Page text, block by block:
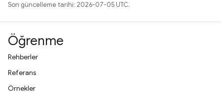
Son güncelleme tarihi: 2026-07-05 UTC.
Öğrenme
Rehberler
Referans
Örnekler